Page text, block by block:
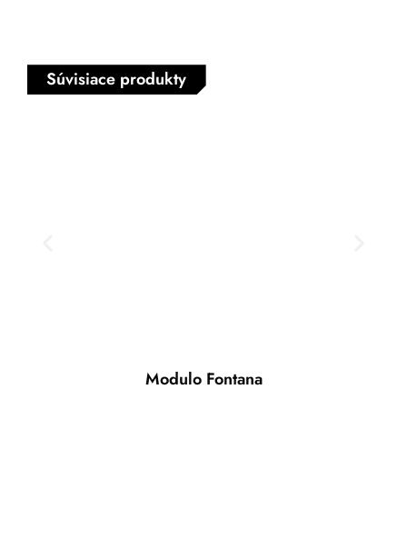
Súvisiace produkty
Modulo Fontana